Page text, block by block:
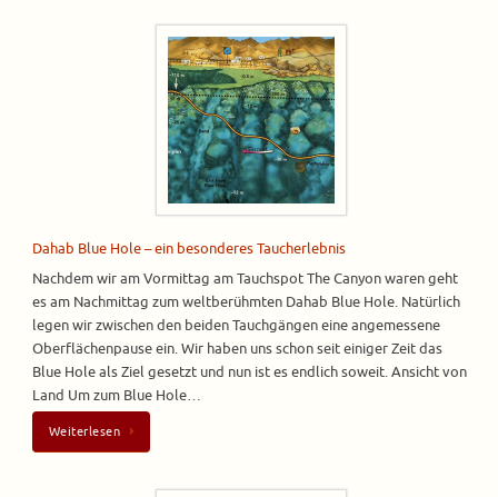
Dahab Blue Hole – ein besonderes Taucherlebnis
Nachdem wir am Vormittag am Tauchspot The Canyon waren geht
es am Nachmittag zum weltberühmten Dahab Blue Hole. Natürlich
legen wir zwischen den beiden Tauchgängen eine angemessene
Oberflächenpause ein. Wir haben uns schon seit einiger Zeit das
Blue Hole als Ziel gesetzt und nun ist es endlich soweit. Ansicht von
Land Um zum Blue Hole…
Weiterlesen